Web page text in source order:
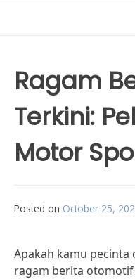
Ragam
Terkini:
Motor
Posted on October 25,
Apakah kamu
ragam berita otomotif